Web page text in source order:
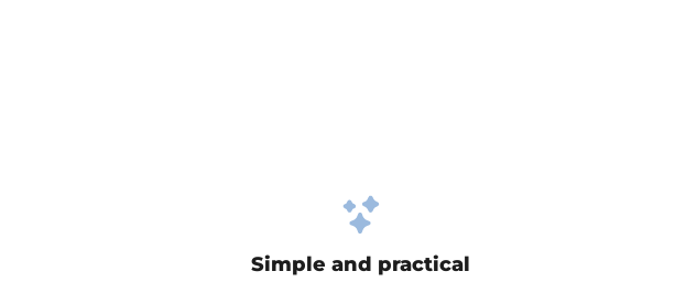
Simple and practical